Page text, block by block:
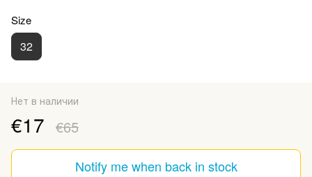
Size
32
Нет в наличии
€17 €65
Notify me when back in stock